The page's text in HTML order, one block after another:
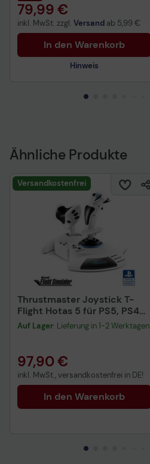
79,99 €
inkl. MwSt. zzgl. Versand ab 5,99 €
In den Warenkorb
Hinweis
Ähnliche Produkte
Versandkostenfrei
Thrustmaster Joystick T-
Flight Hotas 5 für PS5, PS4
und PC
Auf Lager: Lieferung in 1-2 Werktagen
97,90 €
inkl. MwSt., versandkostenfrei in DE!
In den Warenkorb